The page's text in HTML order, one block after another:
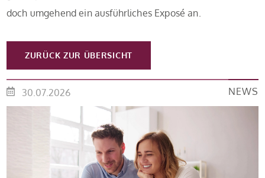
doch umgehend ein ausführliches Exposé an.
ZURÜCK ZUR ÜBERSICHT
30.07.2026 NEWS